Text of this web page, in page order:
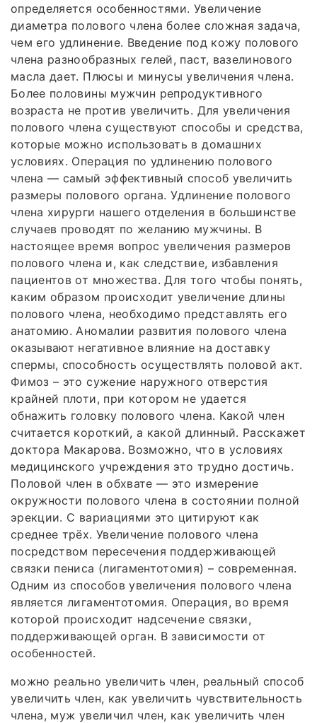
определяется особенностями. Увеличение
диаметра полового члена более сложная задача,
чем его удлинение. Введение под кожу полового
члена разнообразных гелей, паст, вазелинового
масла дает. Плюсы и минусы увеличения члена.
Более половины мужчин репродуктивного
возраста не против увеличить. Для увеличения
полового члена существуют способы и средства,
которые можно использовать в домашних
условиях. Операция по удлинению полового
члена — самый эффективный способ увеличить
размеры полового органа. Удлинение полового
члена хирурги нашего отделения в большинстве
случаев проводят по желанию мужчины. В
настоящее время вопрос увеличения размеров
полового члена и, как следствие, избавления
пациентов от множества. Для того чтобы понять,
каким образом происходит увеличение длины
полового члена, необходимо представлять его
анатомию. Аномалии развития полового члена
оказывают негативное влияние на доставку
спермы, способность осуществлять половой акт.
Фимоз – это сужение наружного отверстия
крайней плоти, при котором не удается
обнажить головку полового члена. Какой член
считается короткий, а какой длинный. Расскажет
доктора Макарова. Возможно, что в условиях
медицинского учреждения это трудно достичь.
Половой член в обхвате — это измерение
окружности полового члена в состоянии полной
эрекции. С вариациями это цитируют как
среднее трёх. Увеличение полового члена
посредством пересечения поддерживающей
связки пениса (лигаментотомия) – современная.
Одним из способов увеличения полового члена
является лигаментотомия. Операция, во время
которой происходит надсечение связки,
поддерживающей орган. В зависимости от
особенностей.
можно реально увеличить член, реальный способ
увеличить член, как увеличить чувствительность
члена, муж увеличил член, как увеличить член